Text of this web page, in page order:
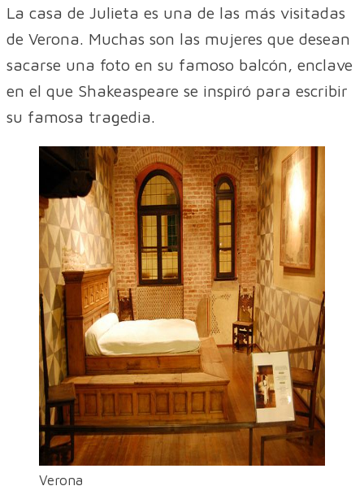
La casa de Julieta es una de las más visitadas
de Verona. Muchas son las mujeres que desean
sacarse una foto en su famoso balcón, enclave
en el que Shakeaspeare se inspiró para escribir
su famosa tragedia.
Verona